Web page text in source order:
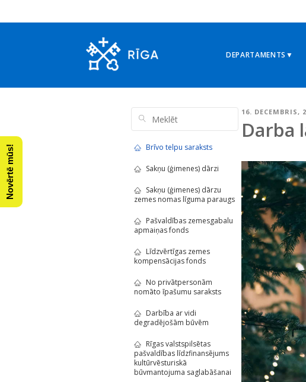
DEPARTAMENTS▼
16. DECEMBRIS,
Darba
Brīvo telpu saraksts
Sakņu (ģimenes) dārzi
Sakņu (ģimenes) dārzu
zemes nomas līguma paraugs
Pašvaldības zemesgabalu
apmaiņas fonds
Līdzvērtīgas zemes
kompensācijas fonds
No privātpersonām
nomāto īpašumu saraksts
Darbība ar vidi
degradējošām būvēm
Rīgas valstspilsētas
pašvaldības līdzfinansējums
kultūrvēsturiskā
būvmantojuma saglabāšanai
Novērtē mūs!